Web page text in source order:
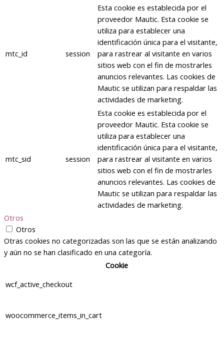
mtc_id session
Esta cookie es establecida por el
proveedor Mautic. Esta cookie se
utiliza para establecer una
identificación única para el visitante,
para rastrear al visitante en varios
sitios web con el fin de mostrarles
anuncios relevantes. Las cookies de
Mautic se utilizan para respaldar las
actividades de marketing.
mtc_sid session
Esta cookie es establecida por el
proveedor Mautic. Esta cookie se
utiliza para establecer una
identificación única para el visitante,
para rastrear al visitante en varios
sitios web con el fin de mostrarles
anuncios relevantes. Las cookies de
Mautic se utilizan para respaldar las
actividades de marketing.
Otros
Otros
Otras cookies no categorizadas son las que se están analizando
y aún no se han clasificado en una categoría.
Cookie
wcf_active_checkout
woocommerce_items_in_cart